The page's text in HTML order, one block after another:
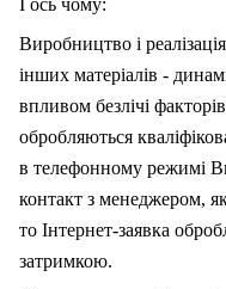
І ось чому:
Виробництво і
інших матеріалів -
впливом безлічі
обробляються
в телефонному режимі
контакт з менеджером,
то Інтернет-заявка
затримкою.